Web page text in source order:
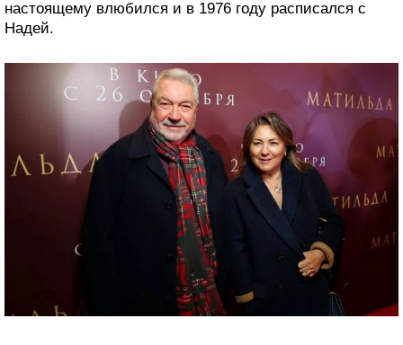
настоящему влюбился и в 1976 году расписался с
Надей.